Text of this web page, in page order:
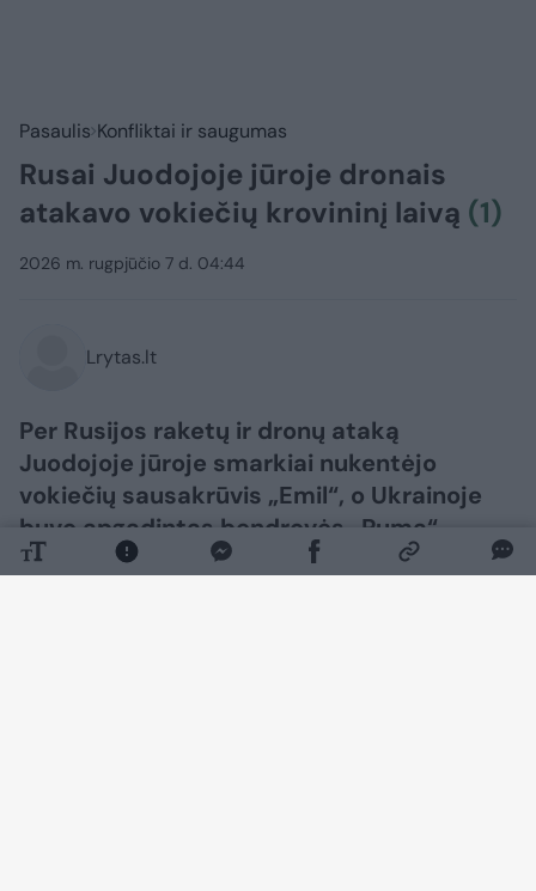
Pasaulis Konfliktai ir saugumas
Rusai Juodojoje jūroje dronais
atakavo vokiečių krovininį laivą (1)
2026 m. rugpjūčio 7 d. 04:44
Lrytas.lt
Per Rusijos raketų ir dronų ataką
Juodojoje jūroje smarkiai nukentėjo
vokiečių sausakrūvis „Emil“, o Ukrainoje
buvo apgadintas bendrovės „Puma“
sandėlis ir sunaikintas centrinis vokiečių